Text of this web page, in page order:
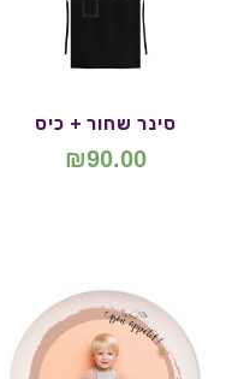
סינר שחור + כיס
₪90.00